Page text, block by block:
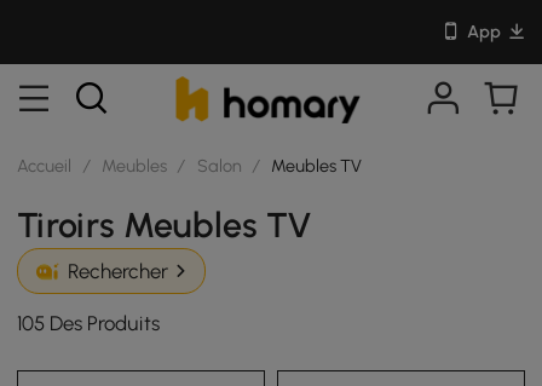
App
Accueil / Meubles / Salon / Meubles TV
Tiroirs Meubles TV
Rechercher
105 Des Produits